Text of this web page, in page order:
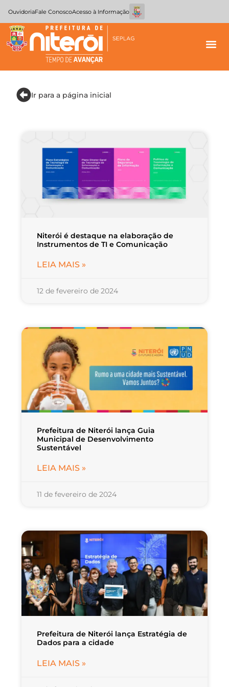
OuvidoriaFale ConoscoAcesso à Informação
Ir para a página inicial
Niterói é destaque na elaboração de
Instrumentos de TI e Comunicação
LEIA MAIS »
12 de fevereiro de 2024
Prefeitura de Niterói lança Guia
Municipal de Desenvolvimento
Sustentável
LEIA MAIS »
11 de fevereiro de 2024
Prefeitura de Niterói lança Estratégia de
Dados para a cidade
LEIA MAIS »